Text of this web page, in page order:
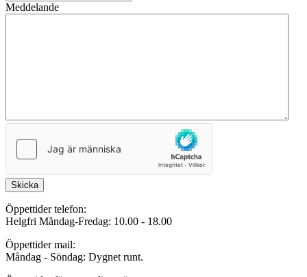
Meddelande
Skicka
Öppettider telefon:
Helgfri Måndag-Fredag: 10.00 - 18.00
Öppettider mail:
Måndag - Söndag: Dygnet runt.